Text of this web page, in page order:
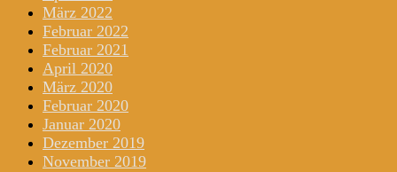
März 2022
Februar 2022
Februar 2021
April 2020
März 2020
Februar 2020
Januar 2020
Dezember 2019
November 2019